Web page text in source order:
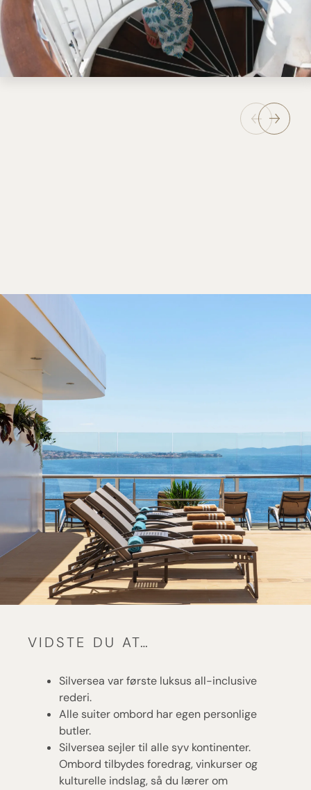
VIDSTE DU AT…
Silversea var første luksus all-inclusive
rederi.
Alle suiter ombord har egen personlige
butler.
Silversea sejler til alle syv kontinenter.
Ombord tilbydes foredrag, vinkurser og
kulturelle indslag, så du lærer om